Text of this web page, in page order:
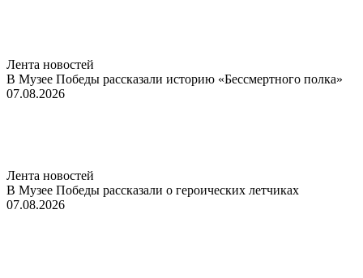
Лента новостей
В Музее Победы рассказали историю «Бессмертного полка»
07.08.2026
Лента новостей
В Музее Победы рассказали о героических летчиках
07.08.2026